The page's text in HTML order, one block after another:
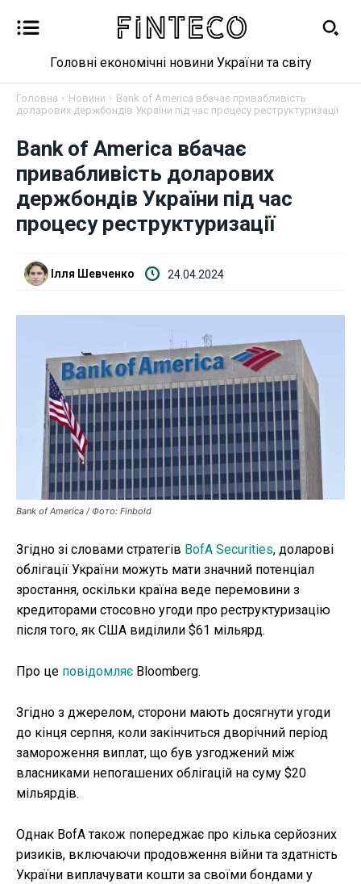
Новини
Бізнес
Фінанси
Валютний ринок
Робота і освіта
Публікації
ФОП
Курс валют
Головні економічні новини України та світу
Головна Новини
Bank of America вбачає привабливість
доларових держбондів України під час процесу реструктуризації
Bank of America вбачає
привабливість доларових
держбондів України під час
процесу реструктуризації
Ілля Шевченко 24.04.2024
Bank of America / Фото: Finbold
Згідно зі словами стратегів BofA Securities, доларові
облігації України можуть мати значний потенціал
зростання, оскільки країна веде перемовини з
кредиторами стосовно угоди про реструктуризацію
після того, як США виділили $61 мільярд.
Про це повідомляє Bloomberg.
Згідно з джерелом, сторони мають досягнути угоди
до кінця серпня, коли закінчиться дворічний період
замороження виплат, що був узгоджений між
власниками непогашених облігацій на суму $20
мільярдів.
Однак BofA також попереджає про кілька серйозних
ризиків, включаючи продовження війни та здатність
України виплачувати кошти за своїми бондами у